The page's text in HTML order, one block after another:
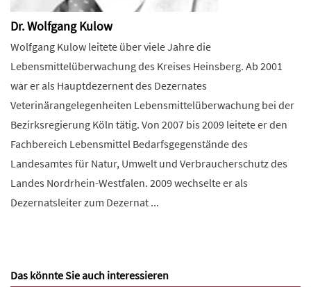
Dr. Wolfgang Kulow
Wolfgang Kulow leitete über viele Jahre die
Lebensmittelüberwachung des Kreises Heinsberg. Ab 2001
war er als Hauptdezernent des Dezernates
Veterinärangelegenheiten Lebensmittelüberwachung bei der
Bezirksregierung Köln tätig. Von 2007 bis 2009 leitete er den
Fachbereich Lebensmittel Bedarfsgegenstände des
Landesamtes für Natur, Umwelt und Verbraucherschutz des
Landes Nordrhein-Westfalen. 2009 wechselte er als
Dezernatsleiter zum Dezernat ...
Das könnte Sie auch interessieren